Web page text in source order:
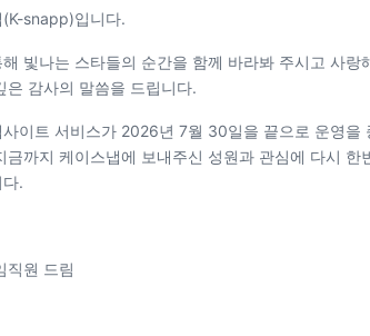
snapp)입니다.
빛나는 스타들의 순간을 함께 바라봐 주시고 사랑
은 감사의 말씀을 드립니다.
이트 서비스가 2026년 7월 30일을 끝으로 운영을
금까지 케이스냅에 보내주신 성원과 관심에 다시 한
.
직원 드림